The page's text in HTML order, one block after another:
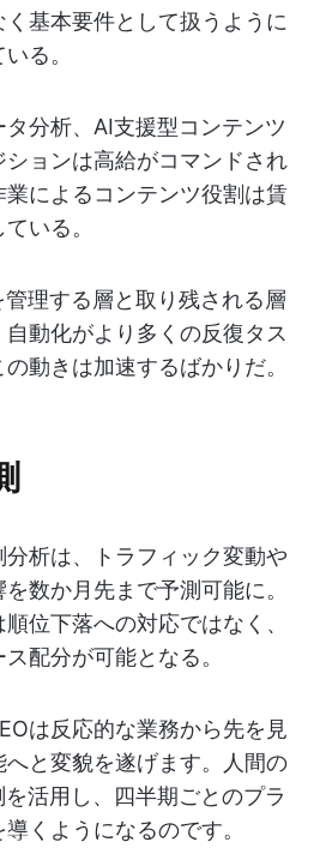
基本要件として扱うように
る。
分析、AI支援型コンテンツ
ョンは高給がコマンドされ
によるコンテンツ役割は賃
いる。
理する層と取り残される層
動化がより多くの反復タス
動きは加速するばかりだ。
析は、トラフィック変動や
数か月先まで予測可能に。
位下落への対応ではなく、
配分が可能となる。
は反応的な業務から先を見
と変貌を遂げます。人間の
活用し、四半期ごとのプラ
くようになるのです。